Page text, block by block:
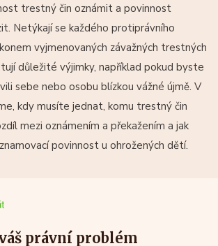
trestný čin oznámit a povinnost
Netýkají se každého protiprávního
vyjmenovaných závažných trestných
důležité výjimky, například pokud byste
sebe nebo osobu blízkou vážné újmě. V
kdy musíte jednat, komu trestný čin
mezi oznámením a překažením a jak
povinnost u ohrožených dětí.
právní problém